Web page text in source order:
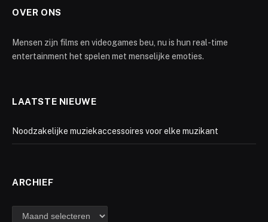
OVER ONS
Mensen zijn films en videogames beu, nu is hun real-time
entertainment het spelen met menselijke emoties.
LAATSTE NIEUWE
Noodzakelijke muziekaccessoires voor elke muzikant
ARCHIEF
Archief